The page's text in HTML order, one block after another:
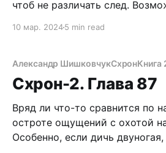
чтоб не различать след.
родной снег Карелии выдает с
осторожности. Я двигался
уверенными перебежками,
10 мар. 20245 min read
Александр ШишковчукСхронКнига
Схрон-2. Глава 87
Вряд ли что-то сравнится по
остроте ощущений с охотой
Особенно, если дичь